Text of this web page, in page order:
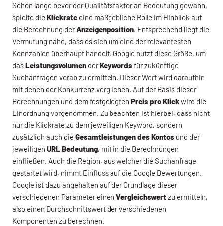
Schon lange bevor der Qualitätsfaktor an Bedeutung gewann,
spielte die Klickrate eine maßgebliche Rolle im Hinblick auf
die Berechnung derAnzeigenposition. Entsprechend liegt die
Vermutung nahe, dass es sich um eine der relevantesten
Kennzahlen überhaupt handelt. Google nutzt diese Größe, um
dasLeistungsvolumen derKeywordsfür zukünftige
Suchanfragen vorab zu ermitteln. Dieser Wert wird daraufhin
mit denen der Konkurrenz verglichen. Auf der Basis dieser
Berechnungen und dem festgelegten Preis pro Klickwird die
Einordnung vorgenommen. Zu beachten ist hierbei, dass nicht
nur die Klickrate zu dem jeweiligen Keyword, sondern
zusätzlich auch die Gesamtleistungen des Kontos und der
jeweiligen URL Bedeutung, mit in die Berechnungen
einfließen. Auch die Region, aus welcher die Suchanfrage
gestartet wird, nimmt Einfluss auf die Google Bewertungen.
Google ist dazu angehalten auf der Grundlage dieser
verschiedenen Parameter einen Vergleichswertzu ermitteln,
also einen Durchschnittswert der verschiedenen
Komponenten zu berechnen.